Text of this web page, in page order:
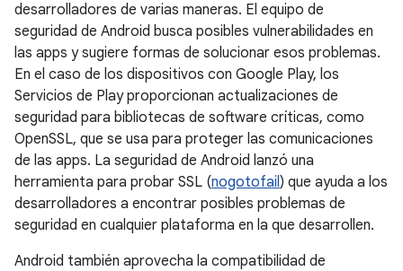
desarrolladores de varias maneras. El equipo de
seguridad de Android busca posibles vulnerabilidades en
las apps y sugiere formas de solucionar esos problemas.
En el caso de los dispositivos con Google Play, los
Servicios de Play proporcionan actualizaciones de
seguridad para bibliotecas de software críticas, como
OpenSSL, que se usa para proteger las comunicaciones
de las apps. La seguridad de Android lanzó una
herramienta para probar SSL (nogotofail) que ayuda a los
desarrolladores a encontrar posibles problemas de
seguridad en cualquier plataforma en la que desarrollen.
Android también aprovecha la compatibilidad de